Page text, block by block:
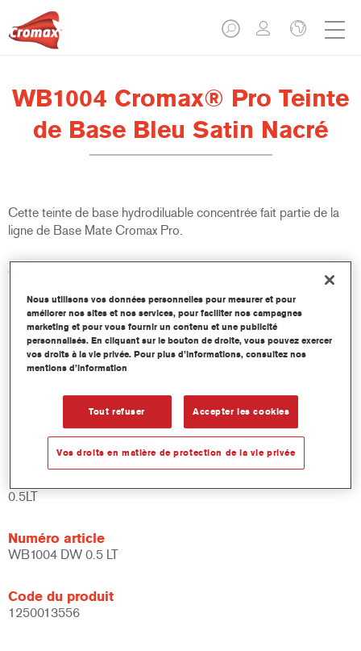
WB1004 Cromax® Pro Teinte
de Base Bleu Satin Nacré
Cette teinte de base hydrodiluable concentrée fait partie de la
ligne de Base Mate Cromax Pro.
Caractéristiques du produit
Excellent pouvoir couvrant avec une précision colorimétrique
remarquable.
Rapide et économique à utiliser, permettant d'augmenter le
rendement et la productivité.
Fait partie d'un système dédié et complet de teintes de base
Large fenêtre d'application.
Flexible - peut être utilisé dans différentes conditions
climatiques et avec différentes techniques d'application.
0.5LT
Numéro article
WB1004 DW 0.5 LT
Code du produit
1250013556
Nous utilisons vos données personnelles pour mesurer et pour
améliorer nos sites et nos services, pour faciliter nos campagnes
marketing et pour vous fournir un contenu et une publicité
personnalisés. En cliquant sur le bouton de droite, vous pouvez exercer
vos droits à la vie privée. Pour plus d’informations, consultez nos
mentions d’information
Tout refuser Accepter les cookies
Vos droits en matière de protection de la vie privée